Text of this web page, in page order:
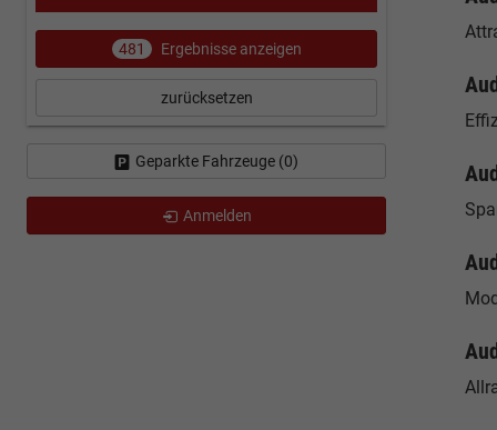
481 Ergebnisse anzeigen
zurücksetzen
Geparkte Fahrzeuge (0)
Anmelden